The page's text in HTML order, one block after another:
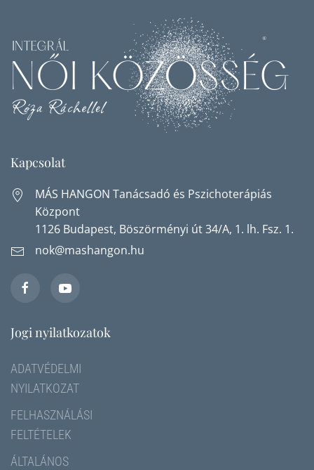
Kapcsolat
MÁS HANGON Tanácsadó és Pszichoterápiás
Központ
1126 Budapest, Böszörményi út 34/A, 1. lh. Fsz. 1.
nok@mashangon.hu
Jogi nyilatkozatok
ADATVÉDELMI
NYILATKOZAT
FELHASZNÁLÁSI
FELTÉTELEK
ÁLTALÁNOS